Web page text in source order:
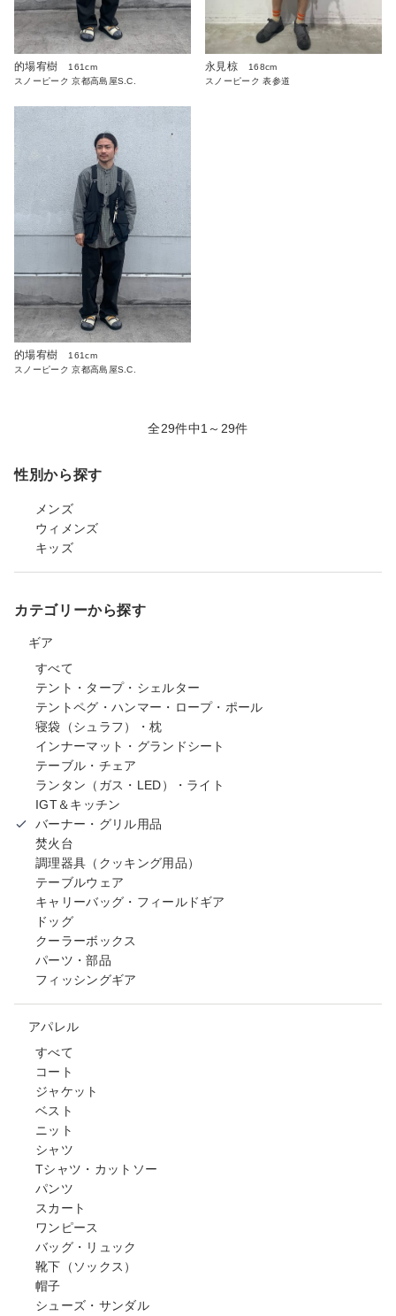
的場宥樹
161cm
スノーピーク 京都高島屋S.C.
永見椋
168cm
スノーピーク 表参道
的場宥樹
161cm
スノーピーク 京都高島屋S.C.
全29件中1～29件
性別から探す
メンズ
ウィメンズ
キッズ
カテゴリーから探す
ギア
すべて
テント・タープ・シェルター
テントペグ・ハンマー・ロープ・ポール
寝袋（シュラフ）・枕
インナーマット・グランドシート
テーブル・チェア
ランタン（ガス・LED）・ライト
IGT＆キッチン
バーナー・グリル用品
焚火台
調理器具（クッキング用品）
テーブルウェア
キャリーバッグ・フィールドギア
ドッグ
クーラーボックス
パーツ・部品
フィッシングギア
アパレル
すべて
コート
ジャケット
ベスト
ニット
シャツ
Tシャツ・カットソー
パンツ
スカート
ワンピース
バッグ・リュック
靴下（ソックス）
帽子
シューズ・サンダル